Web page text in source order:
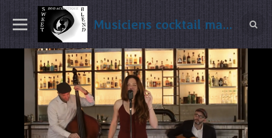
Musiciens cocktail mariage Gironde